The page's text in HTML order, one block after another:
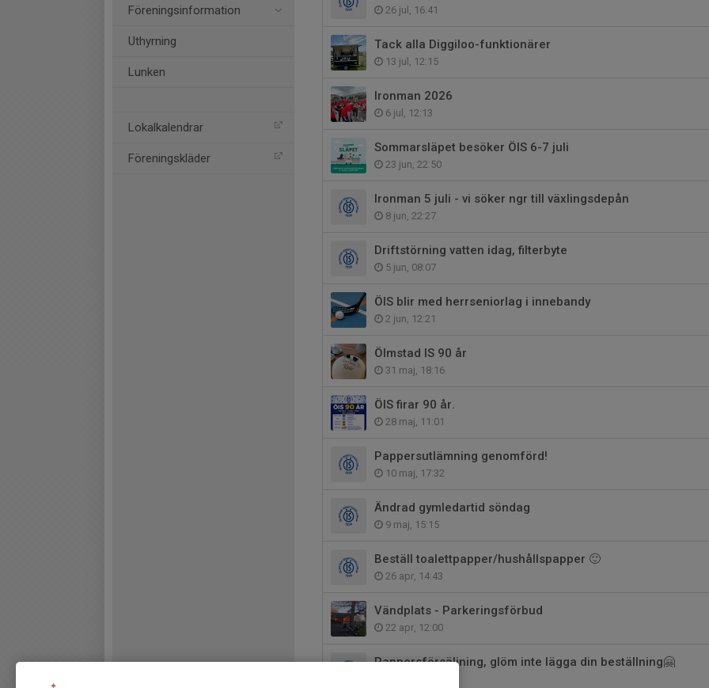
Föreningsinformation
Uthyrning
Lunken
Lokalkalendrar
Föreningskläder
26 jul, 16:41
Tack alla Diggiloo-funktionärer
13 jul, 12:15
Ironman 2026
6 jul, 12:13
Sommarsläpet besöker ÖIS 6-7 juli
23 jun, 22:50
Ironman 5 juli - vi söker ngr till växlingsdepån
8 jun, 22:27
Driftstörning vatten idag, filterbyte
5 jun, 08:07
ÖIS blir med herrseniorlag i innebandy
2 jun, 12:21
Ölmstad IS 90 år
31 maj, 18:16
ÖIS firar 90 år.
28 maj, 11:01
Pappersutlämning genomförd!
10 maj, 17:32
Ändrad gymledartid söndag
9 maj, 15:15
Beställ toalettpapper/hushållspapper 🙂
26 apr, 14:43
Vändplats - Parkeringsförbud
22 apr, 12:00
Pappersförsäljning, glöm inte lägga din beställning🤗